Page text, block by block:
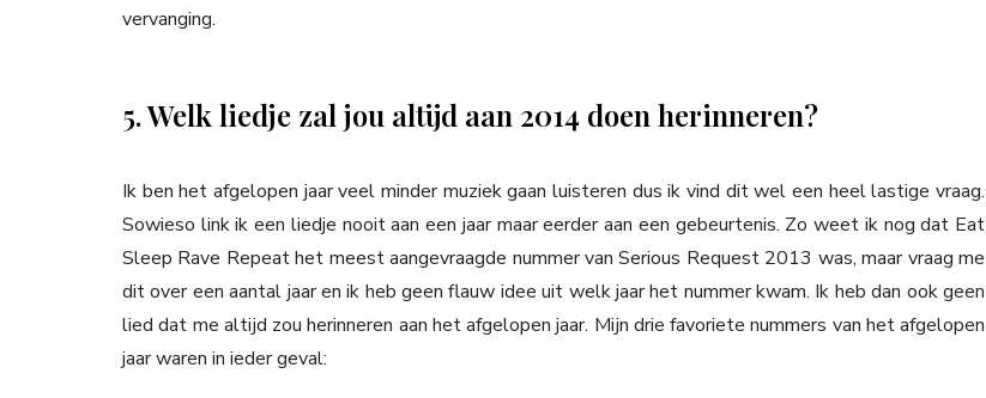
vervanging.
5. Welk liedje zal jou altijd aan 2014 doen herinneren?
Ik ben het afgelopen jaar veel minder muziek gaan luisteren dus ik vind dit wel een heel lastige vraag.
Sowieso link ik een liedje nooit aan een jaar maar eerder aan een gebeurtenis. Zo weet ik nog dat Eat
Sleep Rave Repeat het meest aangevraagde nummer van Serious Request 2013 was, maar vraag me
dit over een aantal jaar en ik heb geen flauw idee uit welk jaar het nummer kwam. Ik heb dan ook geen
lied dat me altijd zou herinneren aan het afgelopen jaar. Mijn drie favoriete nummers van het afgelopen
jaar waren in ieder geval: